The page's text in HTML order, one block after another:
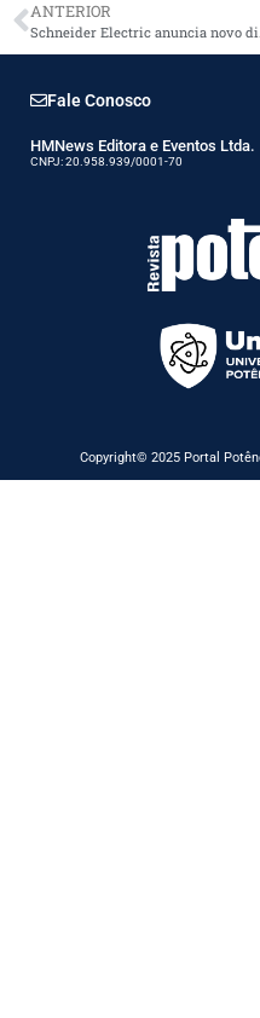
ANTERIOR
Fale Conosco
HMNews Editora e Eventos Ltda.
CNPJ: 20.958.939/0001-70
Copyright© 2025 Portal